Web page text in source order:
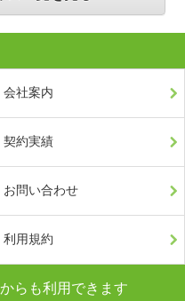
会社案内
契約実績
お問い合わせ
利用規約
らも利用できます